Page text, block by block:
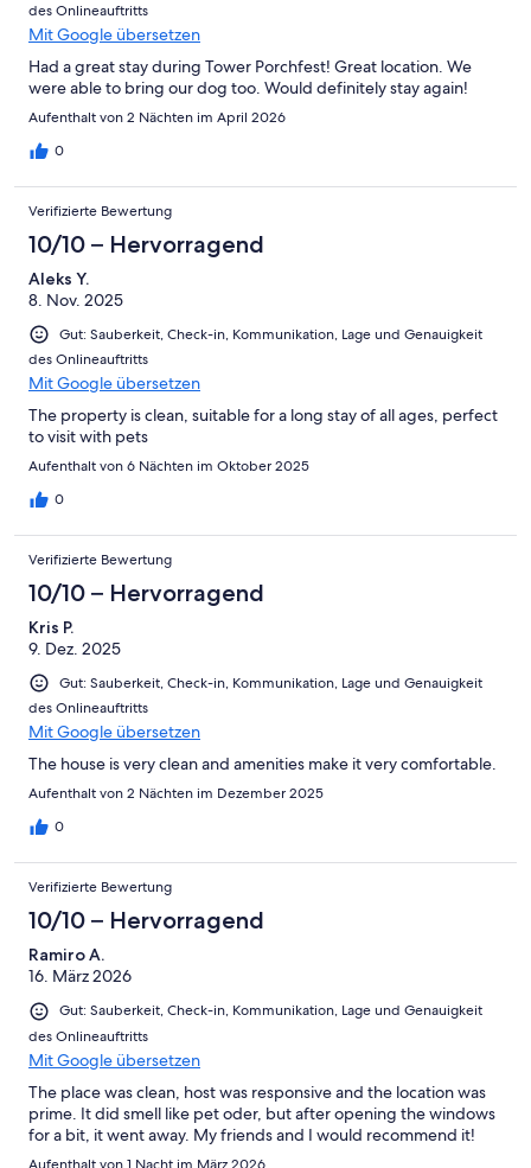
des Onlineauftritts
Mit Google übersetzen
Had a great stay during Tower Porchfest! Great location. We
were able to bring our dog too. Would definitely stay again!
Aufenthalt von 2 Nächten im April 2026
0
Verifizierte Bewertung
10/10 – Hervorragend
Aleks Y.
8. Nov. 2025
Gut: Sauberkeit, Check-in, Kommunikation, Lage und Genauigkeit
des Onlineauftritts
Mit Google übersetzen
The property is clean, suitable for a long stay of all ages, perfect
to visit with pets
Aufenthalt von 6 Nächten im Oktober 2025
0
Verifizierte Bewertung
10/10 – Hervorragend
Kris P.
9. Dez. 2025
Gut: Sauberkeit, Check-in, Kommunikation, Lage und Genauigkeit
des Onlineauftritts
Mit Google übersetzen
The house is very clean and amenities make it very comfortable.
Aufenthalt von 2 Nächten im Dezember 2025
0
Verifizierte Bewertung
10/10 – Hervorragend
Ramiro A.
16. März 2026
Gut: Sauberkeit, Check-in, Kommunikation, Lage und Genauigkeit
des Onlineauftritts
Mit Google übersetzen
The place was clean, host was responsive and the location was
prime. It did smell like pet oder, but after opening the windows
for a bit, it went away. My friends and I would recommend it!
Aufenthalt von 1 Nacht im März 2026